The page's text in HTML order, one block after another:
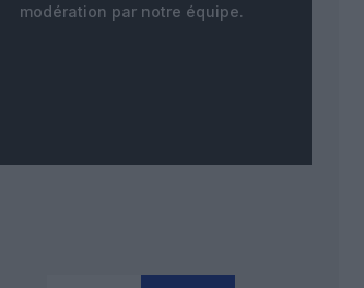
modération par notre équipe.